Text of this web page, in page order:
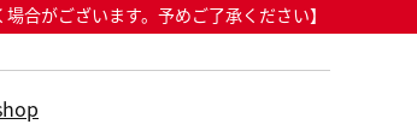
合がございます。予めご了承ください】